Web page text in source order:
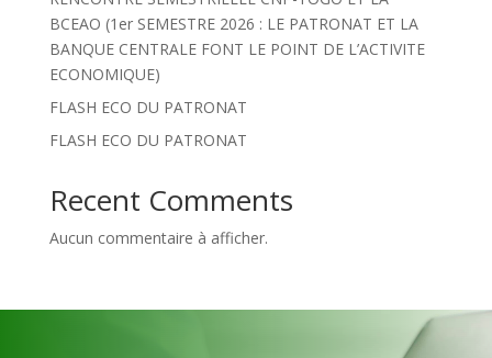
BCEAO (1er SEMESTRE 2026 : LE PATRONAT ET LA
BANQUE CENTRALE FONT LE POINT DE L’ACTIVITE
ECONOMIQUE)
FLASH ECO DU PATRONAT
FLASH ECO DU PATRONAT
Recent Comments
Aucun commentaire à afficher.